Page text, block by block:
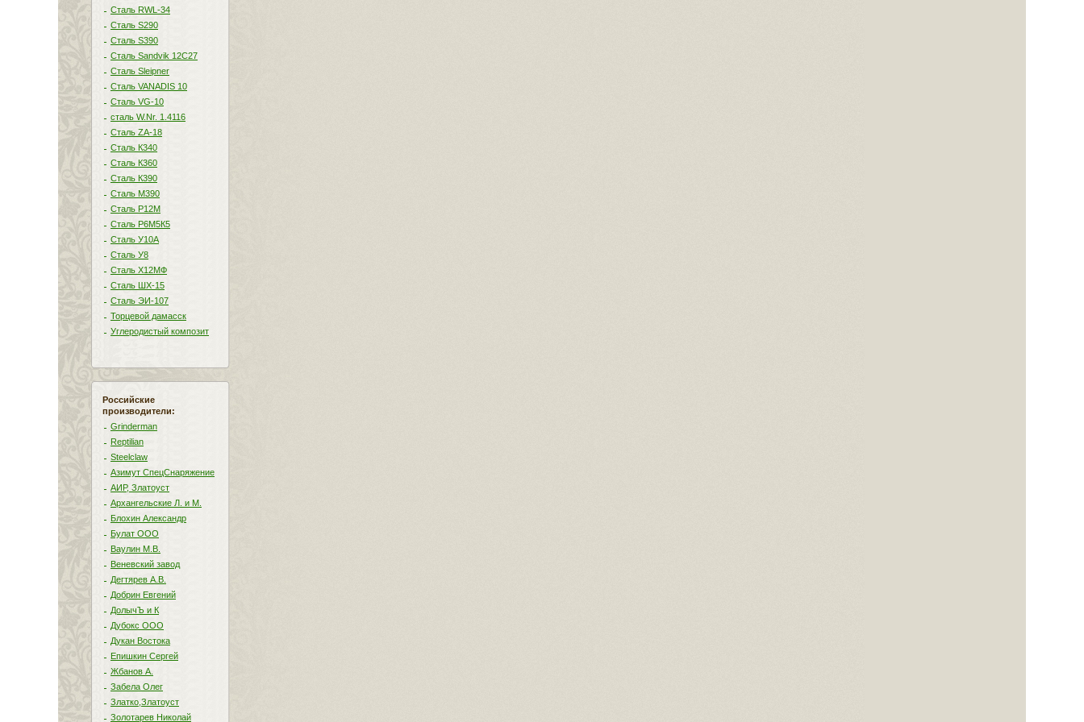
Сталь RWL-34
Сталь S290
Сталь S390
Сталь Sandvik 12C27
Сталь Sleipner
Сталь VANADIS 10
Сталь VG-10
сталь W.Nr. 1.4116
Сталь ZA-18
Сталь К340
Сталь К360
Сталь К390
Сталь М390
Сталь Р12М
Сталь Р6М5К5
Сталь У10А
Сталь У8
Сталь Х12МФ
Сталь ШХ-15
Сталь ЭИ-107
Торцевой дамасск
Углеродистый композит
Российские
производители:
Grinderman
Reptilian
Steelclaw
Азимут СпецСнаряжение
АИР, Златоуст
Архангельские Л. и М.
Блохин Александр
Булат ООО
Ваулин М.В.
Веневский завод
Дегтярев А.В.
Добрин Евгений
ДолычЪ и К
Дубокс ООО
Дукан Востока
Епишкин Сергей
Жбанов А.
Забела Олег
Златко,Златоуст
Золотарев Николай